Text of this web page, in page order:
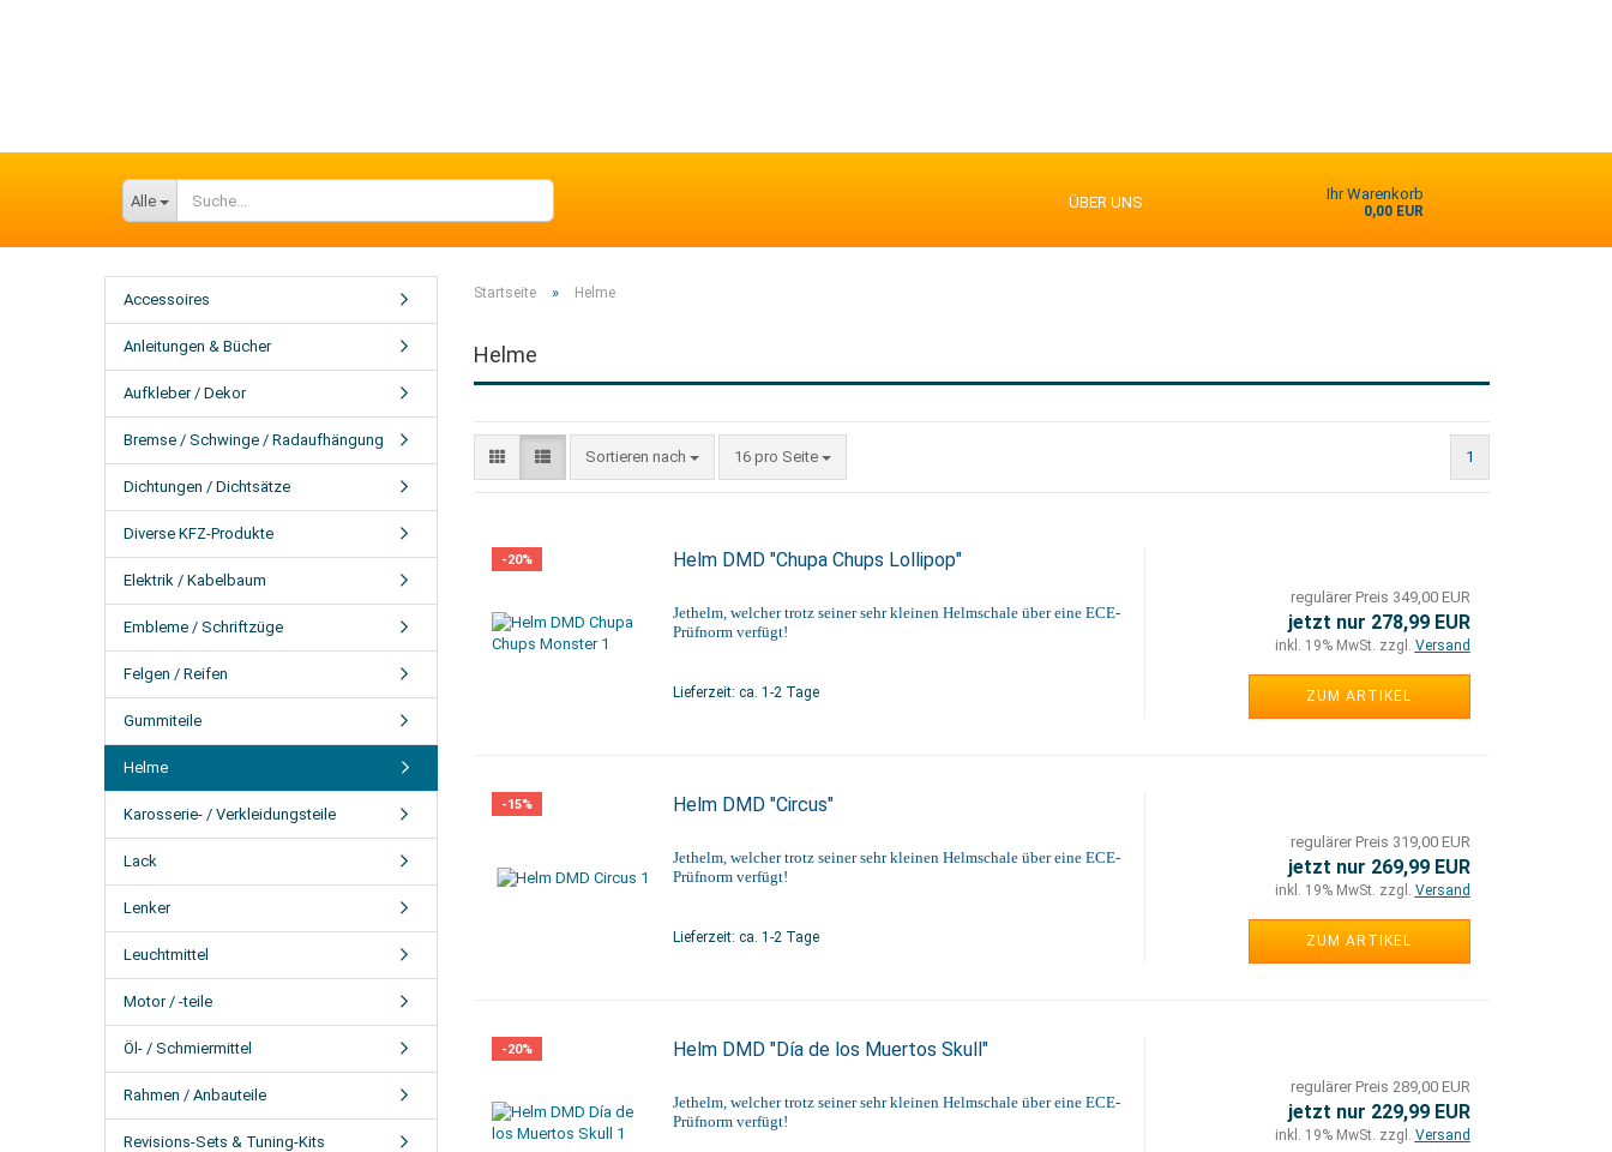
Alle Ihr Warenkorb
0,00 EUR
ÜBER UNS
Startseite » Helme
Helme
Sortieren nach 16 pro Seite 1
-20% Helm DMD "Chupa Chups Lollipop"
Jethelm, welcher trotz seiner sehr kleinen Helmschale über eine ECE-
Prüfnorm verfügt!
Lieferzeit: ca. 1-2 Tage
regulärer Preis 349,00 EUR
jetzt nur 278,99 EUR
inkl. 19% MwSt. zzgl. Versand
ZUM ARTIKEL
-15% Helm DMD "Circus"
Jethelm, welcher trotz seiner sehr kleinen Helmschale über eine ECE-
Prüfnorm verfügt!
Lieferzeit: ca. 1-2 Tage
regulärer Preis 319,00 EUR
jetzt nur 269,99 EUR
inkl. 19% MwSt. zzgl. Versand
ZUM ARTIKEL
-20% Helm DMD "Día de los Muertos Skull"
Jethelm, welcher trotz seiner sehr kleinen Helmschale über eine ECE-
Prüfnorm verfügt!
regulärer Preis 289,00 EUR
jetzt nur 229,99 EUR
inkl. 19% MwSt. zzgl. Versand
Accessoires
Anleitungen & Bücher
Aufkleber / Dekor
Bremse / Schwinge / Radaufhängung
Dichtungen / Dichtsätze
Diverse KFZ-Produkte
Elektrik / Kabelbaum
Embleme / Schriftzüge
Felgen / Reifen
Gummiteile
Helme
Karosserie- / Verkleidungsteile
Lack
Lenker
Leuchtmittel
Motor / -teile
Öl- / Schmiermittel
Rahmen / Anbauteile
Revisions-Sets & Tuning-Kits